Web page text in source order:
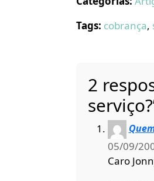
Tags: cobrança,
2
05/09/
Caro